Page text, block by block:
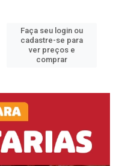
Faça seu login ou
cadastre-se para
ver preços e
comprar